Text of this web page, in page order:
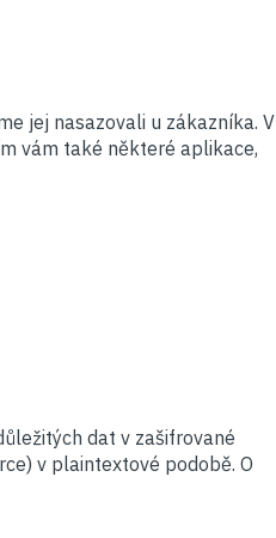
jej nasazovali u zákazníka. V
vám také některé aplikace,
dat v zašifrované
v plaintextové podobě. O